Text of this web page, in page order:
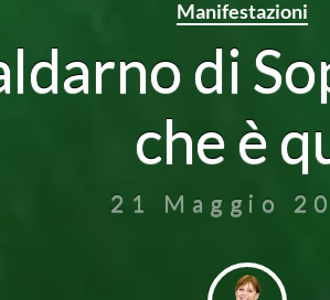
Manifestazioni
di
che è
21 Maggio